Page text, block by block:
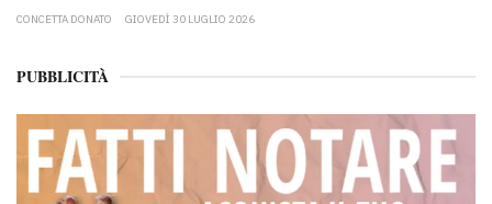
CONCETTA DONATO GIOVEDÌ 30 LUGLIO 2026
PUBBLICITÀ